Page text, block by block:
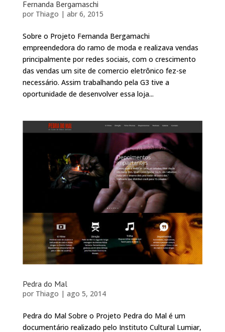
Fernanda Bergamaschi
por Thiago | abr 6, 2015
Sobre o Projeto Fernanda Bergamachi
empreendedora do ramo de moda e realizava vendas
principalmente por redes sociais, com o crescimento
das vendas um site de comercio eletrônico fez-se
necessário. Assim trabalhando pela G3 tive a
oportunidade de desenvolver essa loja...
Pedra do Mal
por Thiago | ago 5, 2014
Pedra do Mal Sobre o Projeto Pedra do Mal é um
documentário realizado pelo Instituto Cultural Lumiar,